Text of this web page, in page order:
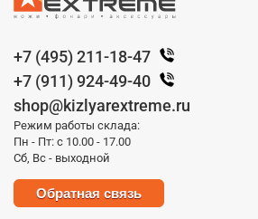
+7 (495) 211-18-47
+7 (911) 924-49-40
shop@kizlyarextreme.ru
Режим работы склада:
Пн - Пт: с 10.00 - 17.00
Сб, Вс - выходной
Обратная связь